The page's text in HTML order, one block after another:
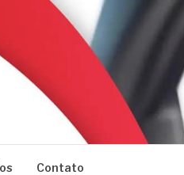
Contato